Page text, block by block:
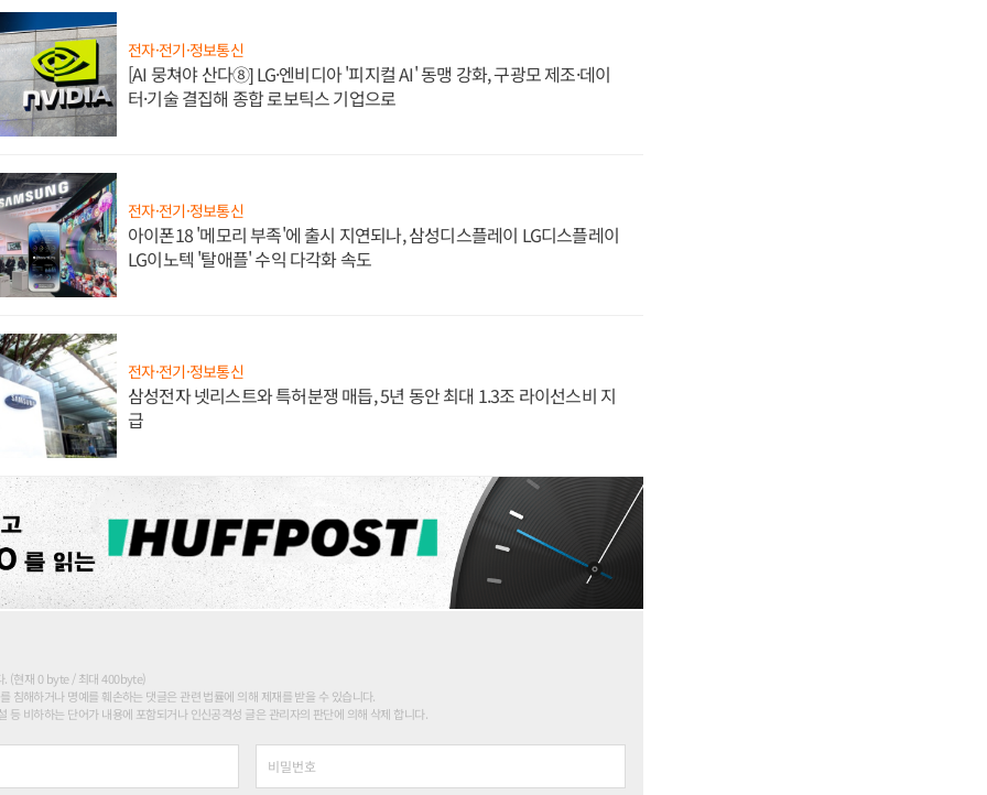
전자·전기·정보통신
[AI 뭉쳐야 산다⑧] LG·엔비디아 '피지컬 AI' 동맹 강화, 구광모 제조·데이
터·기술 결집해 종합 로보틱스 기업으로
전자·전기·정보통신
아이폰18 '메모리 부족'에 출시 지연되나, 삼성디스플레이 LG디스플레이
LG이노텍 '탈애플' 수익 다각화 속도
전자·전기·정보통신
삼성전자 넷리스트와 특허분쟁 매듭, 5년 동안 최대 1.3조 라이선스비 지
급
. (현재 0 byte / 최대 400byte)
침해하거나 명예를 훼손하는 댓글은 관련 법률에 의해 제재를 받을 수 있습니다.
등 비하하는 단어가 내용에 포함되거나 인신공격성 글은 관리자의 판단에 의해 삭제 합니다.